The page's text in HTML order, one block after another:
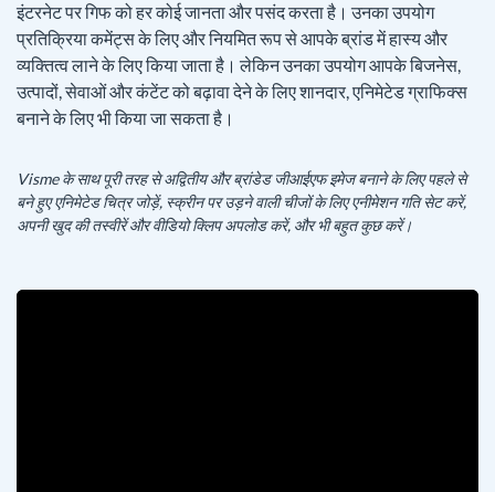
इंटरनेट पर गिफ को हर कोई जानता और पसंद करता है। उनका उपयोग
प्रतिक्रिया कमेंट्स के लिए और नियमित रूप से आपके ब्रांड में हास्य और
व्यक्तित्व लाने के लिए किया जाता है। लेकिन उनका उपयोग आपके बिजनेस,
उत्पादों, सेवाओं और कंटेंट को बढ़ावा देने के लिए शानदार, एनिमेटेड ग्राफिक्स
बनाने के लिए भी किया जा सकता है।
Visme के साथ पूरी तरह से अद्वितीय और ब्रांडेड जीआईएफ इमेज बनाने के लिए पहले से
बने हुए एनिमेटेड चित्र जोड़ें, स्क्रीन पर उड़ने वाली चीजों के लिए एनीमेशन गति सेट करें,
अपनी खुद की तस्वीरें और वीडियो क्लिप अपलोड करें, और भी बहुत कुछ करें।